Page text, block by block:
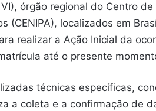
órgão regional do Centro
(CENIPA), localizados em
realizar a Ação Inicial da
até o presente
técnicas específicas,
a coleta e a confirmação de